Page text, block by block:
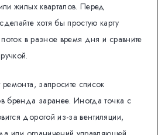
жилых кварталов. Перед
хотя бы простую карту
поток в разное время дня и сравните
запросите список
бренда заранее. Иногда точка с
дорогой из-за вентиляции,